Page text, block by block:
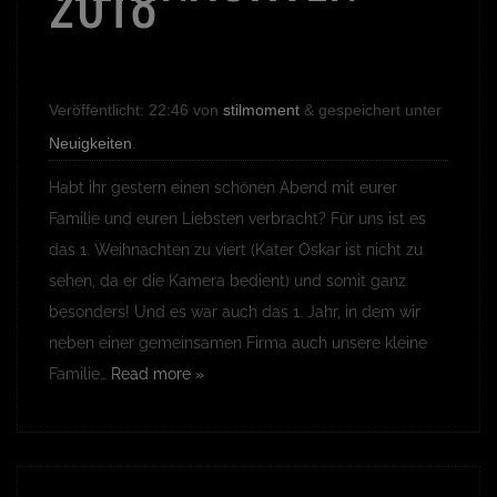
Veröffentlicht: 22:46 von stilmoment & gespeichert unter
Neuigkeiten
Habt ihr gestern einen schönen Abend mit eurer
Familie und euren Liebsten verbracht? Für uns ist es
das 1. Weihnachten zu viert (Kater Oskar ist nicht zu
sehen, da er die Kamera bedient) und somit ganz
besonders! Und es war auch das 1. Jahr, in dem wir
neben einer gemeinsamen Firma auch unsere kleine
Familie…
Read more »